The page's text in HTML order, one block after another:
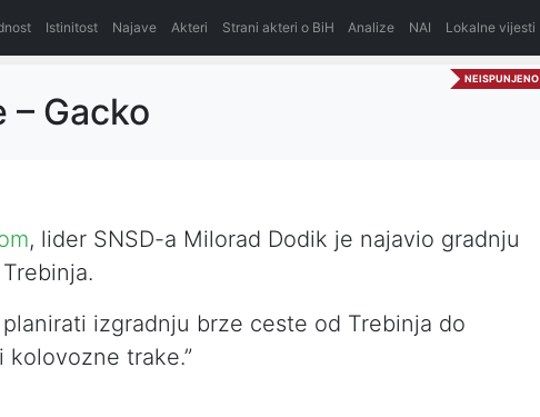
Istinitost Najave Akteri Strani akteri o BiH Analize NAI Lokalne vijesti
NEISPUNJENO
– Gacko
, lider SNSD-a Milorad Dodik je najavio gradnju
izgradnju brze ceste od Trebinja do
kolovozne trake.”